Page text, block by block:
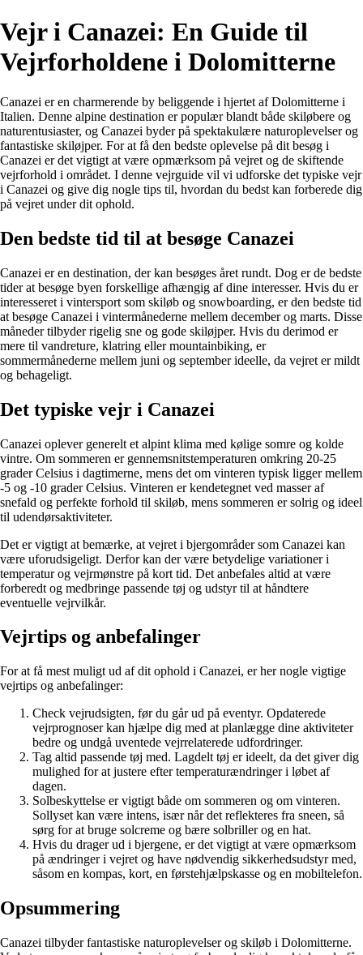
Vejr i Canazei: En Guide til
Vejrforholdene i Dolomitterne
Canazei er en charmerende by beliggende i hjertet af Dolomitterne i
Italien. Denne alpine destination er populær blandt både skiløbere og
naturentusiaster, og Canazei byder på spektakulære naturoplevelser og
fantastiske skiløjper. For at få den bedste oplevelse på dit besøg i
Canazei er det vigtigt at være opmærksom på vejret og de skiftende
vejrforhold i området. I denne vejrguide vil vi udforske det typiske vejr
i Canazei og give dig nogle tips til, hvordan du bedst kan forberede dig
på vejret under dit ophold.
Den bedste tid til at besøge Canazei
Canazei er en destination, der kan besøges året rundt. Dog er de bedste
tider at besøge byen forskellige afhængig af dine interesser. Hvis du er
interesseret i vintersport som skiløb og snowboarding, er den bedste tid
at besøge Canazei i vintermånederne mellem december og marts. Disse
måneder tilbyder rigelig sne og gode skiløjper. Hvis du derimod er
mere til vandreture, klatring eller mountainbiking, er
sommermånederne mellem juni og september ideelle, da vejret er mildt
og behageligt.
Det typiske vejr i Canazei
Canazei oplever generelt et alpint klima med kølige somre og kolde
vintre. Om sommeren er gennemsnitstemperaturen omkring 20-25
grader Celsius i dagtimerne, mens det om vinteren typisk ligger mellem
-5 og -10 grader Celsius. Vinteren er kendetegnet ved masser af
snefald og perfekte forhold til skiløb, mens sommeren er solrig og ideel
til udendørsaktiviteter.
Det er vigtigt at bemærke, at vejret i bjergområder som Canazei kan
være uforudsigeligt. Derfor kan der være betydelige variationer i
temperatur og vejrmønstre på kort tid. Det anbefales altid at være
forberedt og medbringe passende tøj og udstyr til at håndtere
eventuelle vejrvilkår.
Vejrtips og anbefalinger
For at få mest muligt ud af dit ophold i Canazei, er her nogle vigtige
vejrtips og anbefalinger:
Check vejrudsigten, før du går ud på eventyr. Opdaterede
vejrprognoser kan hjælpe dig med at planlægge dine aktiviteter
bedre og undgå uventede vejrrelaterede udfordringer.
Tag altid passende tøj med. Lagdelt tøj er ideelt, da det giver dig
mulighed for at justere efter temperaturændringer i løbet af
dagen.
Solbeskyttelse er vigtigt både om sommeren og om vinteren.
Sollyset kan være intens, især når det reflekteres fra sneen, så
sørg for at bruge solcreme og bære solbriller og en hat.
Hvis du drager ud i bjergene, er det vigtigt at være opmærksom
på ændringer i vejret og have nødvendig sikkerhedsudstyr med,
såsom en kompas, kort, en førstehjælpskasse og en mobiltelefon.
Opsummering
Canazei tilbyder fantastiske naturoplevelser og skiløb i Dolomitterne.